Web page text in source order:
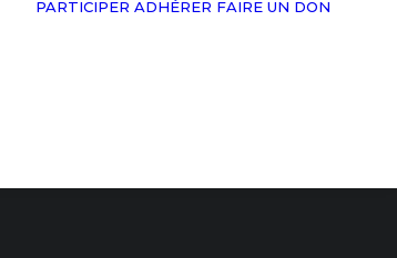
PARTICIPER ADHÉRER FAIRE UN DON